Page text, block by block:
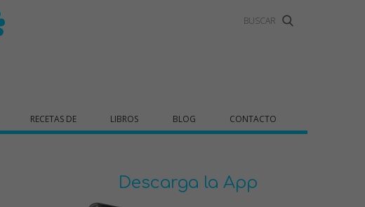
RECETAS DE LIBROS BLOG CONTACTO
Descarga la App